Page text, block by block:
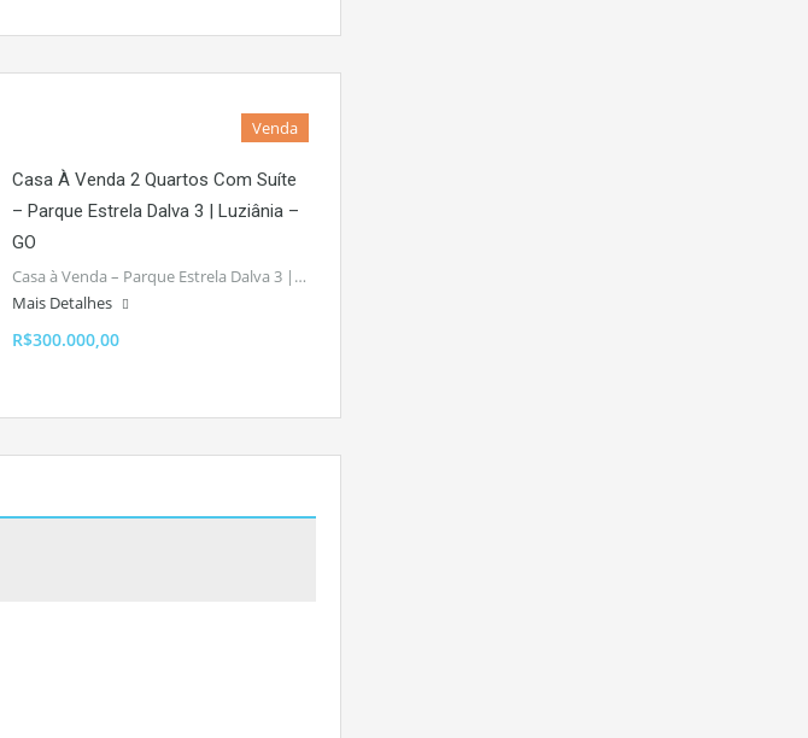
Venda
Casa À Venda 2 Quartos Com Suíte
– Parque Estrela Dalva 3 | Luziânia –
GO
Casa à Venda – Parque Estrela Dalva 3 |…
Mais Detalhes
R$300.000,00